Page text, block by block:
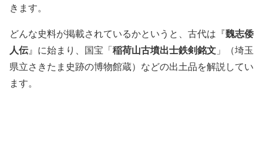
きます。
どんな史料が掲載されているかというと、古代は『魏志倭
人伝』に始まり、国宝「稲荷山古墳出士鉄剣銘文 」（埼玉
県立さきたま史跡の博物館蔵）などの出土品を解説してい
ます。